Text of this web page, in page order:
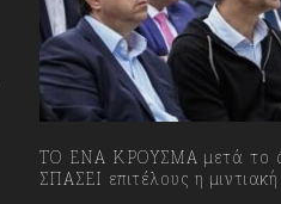
ΤΟ ΕΝΑ ΚΡΟΥΣΜΑ μετά το
ΣΠΑΣΕΙ επιτέλους η